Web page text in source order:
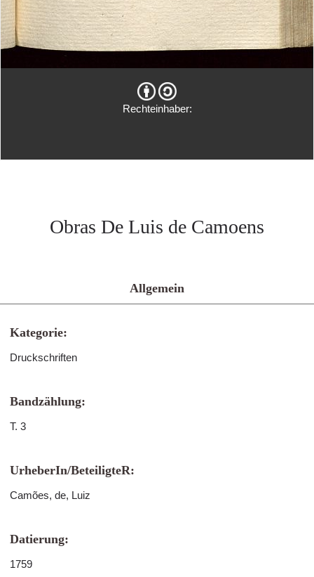
Rechteinhaber:
Obras De Luis de Camoens
Allgemein
Kategorie:
Druckschriften
Bandzählung:
T. 3
UrheberIn/BeteiligteR:
Camões, de, Luiz
Datierung:
1759